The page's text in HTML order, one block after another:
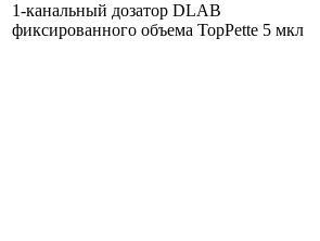
1-канальный дозатор DLAB
фиксированного объема TopPette 5 мкл